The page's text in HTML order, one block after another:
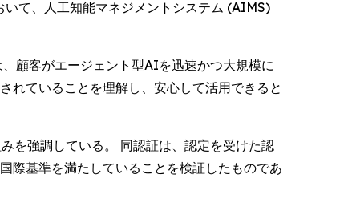
て、人工知能マネジメントシステム (AIMS)
顧客がエージェント型AIを迅速かつ大規模に
れていることを理解し、安心して活用できると
を強調している。 同認証は、認定を受けた認
際基準を満たしていることを検証したものであ